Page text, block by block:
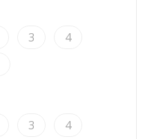
3
4
3
4